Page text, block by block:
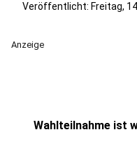
Veröffentlicht: Freitag,
Anzeige
Wahlteilnahme ist